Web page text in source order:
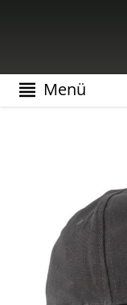
Menü